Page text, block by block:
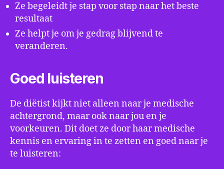
Ze begeleidt je stap voor stap naar het beste
resultaat
Ze helpt je om je gedrag blijvend te
veranderen.
Goed luisteren
De diëtist kijkt niet alleen naar je medische
achtergrond, maar ook naar jou en je
voorkeuren. Dit doet ze door haar medische
kennis en ervaring in te zetten en goed naar je
te luisteren: